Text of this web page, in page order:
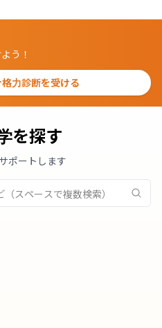
う！
力診断を受ける
を探す
ポートします